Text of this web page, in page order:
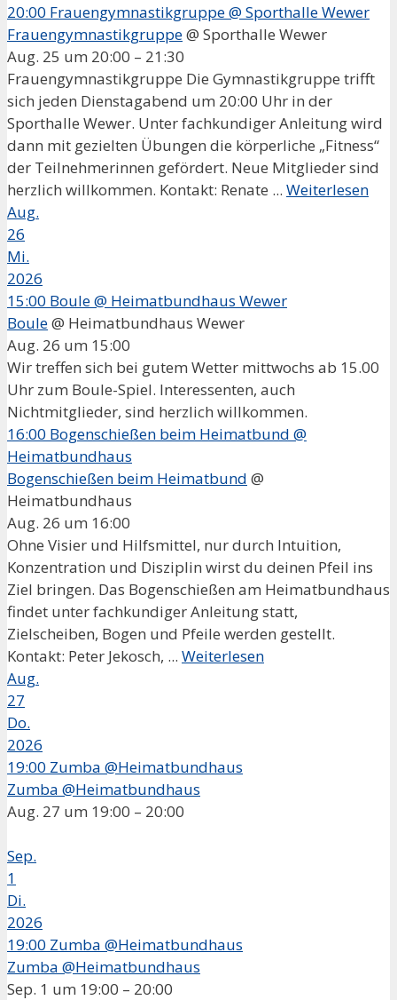
20:00 Frauengymnastikgruppe@ Sporthalle Wewer
Frauengymnastikgruppe@ Sporthalle Wewer
Aug. 25 um 20:00 – 21:30
Frauengymnastikgruppe Die Gymnastikgruppe trifft
sich jeden Dienstagabend um 20:00 Uhr in der
Sporthalle Wewer. Unter fachkundiger Anleitung wird
dann mit gezielten Übungen die körperliche „Fitness“
der Teilnehmerinnen gefördert. Neue Mitglieder sind
herzlich willkommen. Kontakt: Renate ... Weiterlesen
Aug.
26
Mi.
2026
15:00 Boule@ Heimatbundhaus Wewer
Boule@ Heimatbundhaus Wewer
Aug. 26 um 15:00
Wir treffen sich bei gutem Wetter mittwochs ab 15.00
Uhr zum Boule-Spiel. Interessenten, auch
Nichtmitglieder, sind herzlich willkommen.
16:00 Bogenschießen beim Heimatbund @
Heimatbundhaus
Bogenschießen beim Heimatbund @
Heimatbundhaus
Aug. 26 um 16:00
Ohne Visier und Hilfsmittel, nur durch Intuition,
Konzentration und Disziplin wirst du deinen Pfeil ins
Ziel bringen. Das Bogenschießen am Heimatbundhaus
findet unter fachkundiger Anleitung statt,
Zielscheiben, Bogen und Pfeile werden gestellt.
Kontakt: Peter Jekosch, ... Weiterlesen
Aug.
27
Do.
2026
19:00 Zumba @Heimatbundhaus
Zumba @Heimatbundhaus
Aug. 27 um 19:00 – 20:00
Sep.
1
Di.
2026
19:00 Zumba @Heimatbundhaus
Zumba @Heimatbundhaus
Sep. 1 um 19:00 – 20:00